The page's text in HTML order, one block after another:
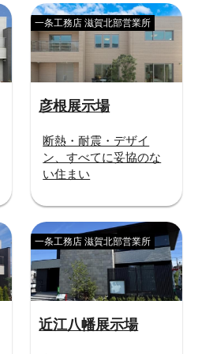
彦根展示場
一条工務店 滋賀北部営業所
断熱・耐震・デザイ
ン、すべてに妥協のな
い住まい
近江八幡展示場
一条工務店 滋賀北部営業所